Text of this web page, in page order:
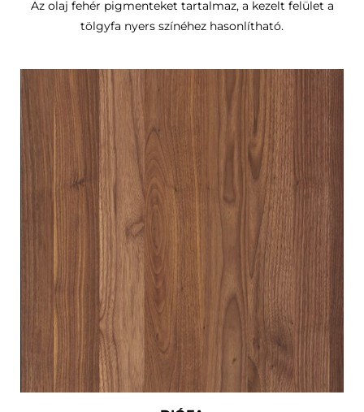
Az olaj fehér pigmenteket tartalmaz, a kezelt felület a
tölgyfa nyers színéhez hasonlítható.